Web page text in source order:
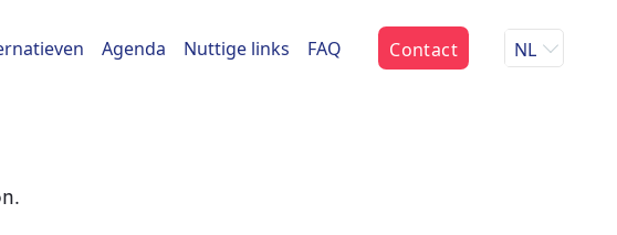
Agenda Nuttige links FAQ Contact NL